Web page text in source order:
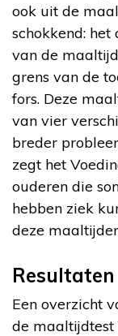
ook uit de
schokkend:
van de
grens van de
fors. Deze
van vier
breder
zegt het
ouderen die
hebben ziek
deze
Resultaten
Een overzicht
de maaltijdtest